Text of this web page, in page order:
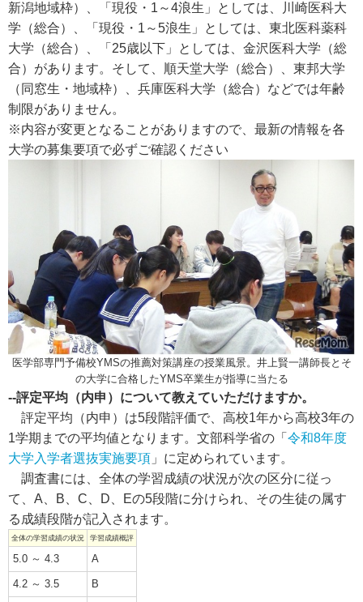
新潟地域枠）、「現役・1～4浪生」としては、川崎医科大
学（総合）、「現役・1～5浪生」としては、東北医科薬科
大学（総合）、「25歳以下」としては、金沢医科大学（総
合）があります。そして、順天堂大学（総合）、東邦大学
（同窓生・地域枠）、兵庫医科大学（総合）などでは年齢
制限がありません。
※内容が変更となることがありますので、最新の情報を各
大学の募集要項で必ずご確認ください
医学部専門予備校YMSの推薦対策講座の授業風景。井上賢一講師長とそ
の大学に合格したYMS卒業生が指導に当たる
--評定平均（内申）について教えていただけますか。
評定平均（内申）は5段階評価で、高校1年から高校3年の
1学期までの平均値となります。文部科学省の「 令和8年度
大学入学者選抜実施要項 」に定められています。
調査書には、全体の学習成績の状況が次の区分に従っ
て、A、B、C、D、Eの5段階に分けられ、その生徒の属す
る成績段階が記入されます。
全体の学習成績の状況 学習成績概評
5.0 ～ 4.3 A
4.2 ～ 3.5 B